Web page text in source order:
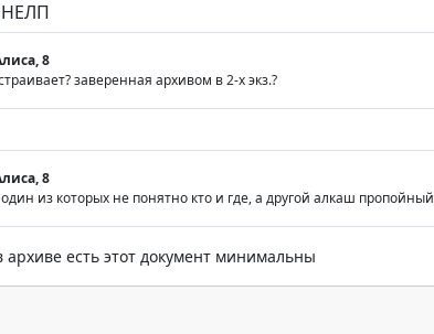
8
заверенная архивом в 2-х экз.?
8
из которых не понятно кто и где, а другой алкаш пропойный
есть этот документ минимальны